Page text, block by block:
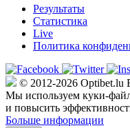
Результаты
Статистика
Live
Политика
© 2012-2026 Optibet.lu
Мы используем куки-
и повысить
Больше информации